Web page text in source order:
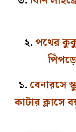
২.পথের
১. বেনারসে
কাটার ক্লাসে